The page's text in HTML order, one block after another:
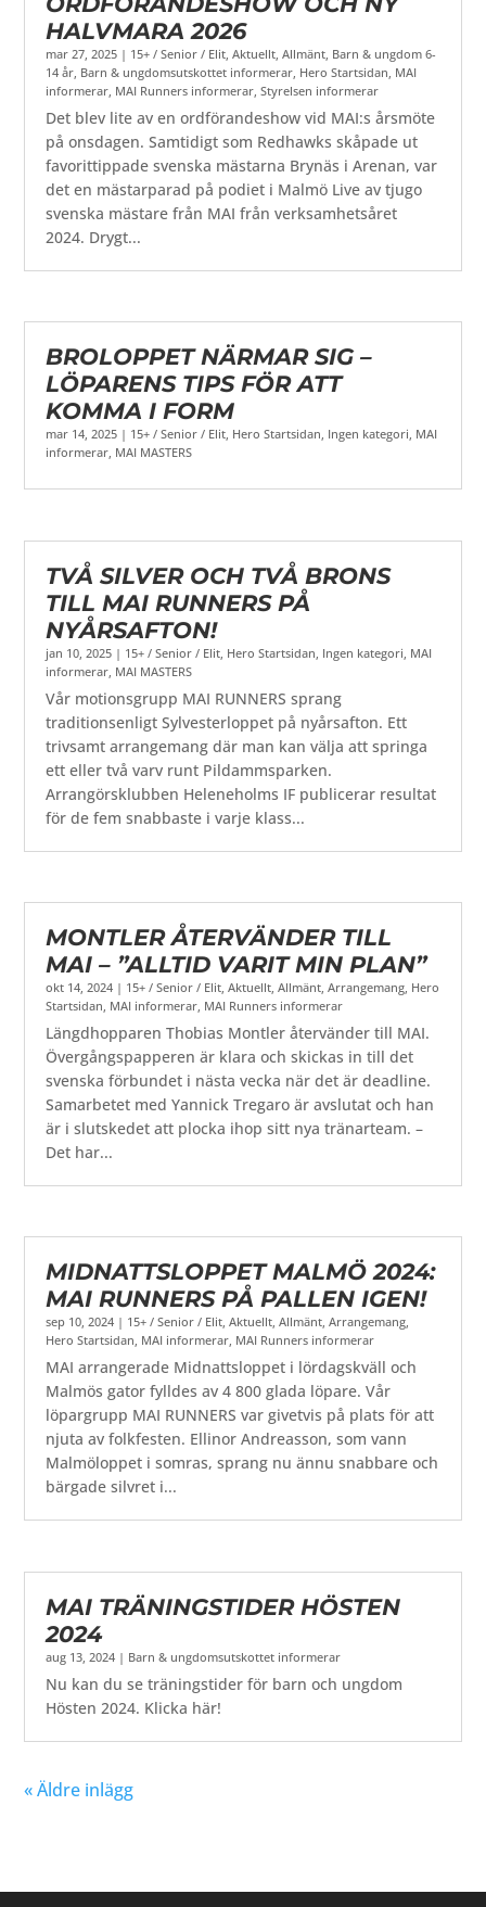
HALVMARA 2026
mar 27, 2025 | 15+ / Senior / Elit,Aktuellt,Allmänt, Barn & ungdom 6-
14 år, Barn & ungdomsutskottet informerar, Hero Startsidan, MAI
informerar, MAI Runners informerar,Styrelsen informerar
Det blev lite av en ordförandeshow vid MAI:s årsmöte
på onsdagen. Samtidigt som Redhawks skåpade ut
favorittippade svenska mästarna Brynäs i Arenan, var
det en mästarparad på podiet i Malmö Live av tjugo
svenska mästare från MAI från verksamhetsåret
2024. Drygt...
BROLOPPET NÄRMAR SIG –
LÖPARENS TIPS FÖR ATT
KOMMA I FORM
mar 14, 2025 | 15+ / Senior / Elit, Hero Startsidan, Ingen kategori, MAI
informerar, MAI MASTERS
TVÅ SILVER OCH TVÅ BRONS
TILL MAI RUNNERS PÅ
NYÅRSAFTON!
jan 10, 2025 | 15+ / Senior / Elit Hero Startsidan Ingen kategori MAI
informerar MAI MASTERS
Vår motionsgrupp MAI RUNNERS sprang
traditionsenligt Sylvesterloppet på nyårsafton. Ett
trivsamt arrangemang där man kan välja att springa
ett eller två varv runt Pildammsparken.
Arrangörsklubben Heleneholms IF publicerar resultat
för de fem snabbaste i varje klass...
MONTLER ÅTERVÄNDER TILL
MAI – ”ALLTID VARIT MIN PLAN”
okt 14, 2024 | 15+ / Senior / Elit,Aktuellt,Allmänt,Arrangemang, Hero
Startsidan, MAI informerar, MAI Runners informerar
Längdhopparen Thobias Montler återvänder till MAI.
Övergångspapperen är klara och skickas in till det
svenska förbundet i nästa vecka när det är deadline.
Samarbetet med Yannick Tregaro är avslutat och han
är i slutskedet att plocka ihop sitt nya tränarteam. –
Det har...
MIDNATTSLOPPET MALMÖ 2024:
MAI RUNNERS PÅ PALLEN IGEN!
sep 10, 2024 | 15+ / Senior / Elit,Aktuellt,Allmänt,Arrangemang,
Hero Startsidan, MAI informerar, MAI Runners informerar
MAI arrangerade Midnattsloppet i lördagskväll och
Malmös gator fylldes av 4 800 glada löpare. Vår
löpargrupp MAI RUNNERS var givetvis på plats för att
njuta av folkfesten. Ellinor Andreasson, som vann
Malmöloppet i somras, sprang nu ännu snabbare och
bärgade silvret i...
MAI TRÄNINGSTIDER HÖSTEN
2024
aug 13, 2024 | Barn & ungdomsutskottet informerar
Nu kan du se träningstider för barn och ungdom
Hösten 2024. Klicka här!
« Äldre inlägg